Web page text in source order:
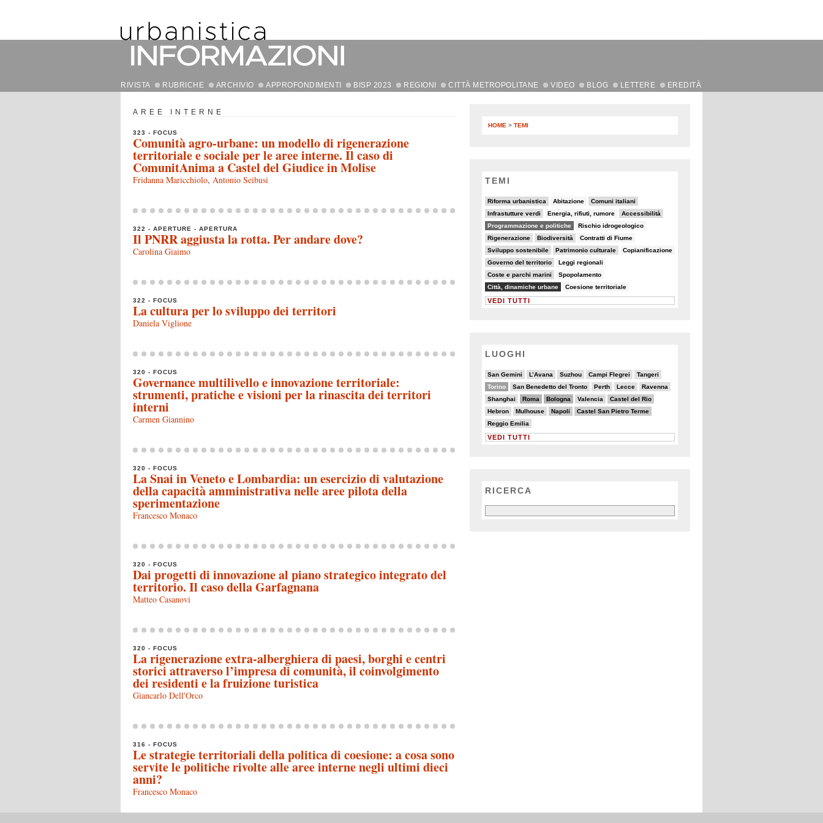
RIVISTA RUBRICHE ARCHIVIO APPROFONDIMENTI BISP 2023 REGIONI CITTÀ METROPOLITANE VIDEO BLOG LETTERE EREDITÀ
AREE INTERNE
323 - FOCUS
Comunità agro-urbane: un modello di rigenerazione
territoriale e sociale per le aree interne. Il caso di
ComunitAnima a Castel del Giudice in Molise
Fridanna Maricchiolo, Antonio Seibusi
322 - APERTURE - APERTURA
Il PNRR aggiusta la rotta. Per andare dove?
Carolina Giaimo
322 - FOCUS
La cultura per lo sviluppo dei territori
Daniela Viglione
320 - FOCUS
Governance multilivello e innovazione territoriale:
strumenti, pratiche e visioni per la rinascita dei territori
interni
Carmen Giannino
320 - FOCUS
La Snai in Veneto e Lombardia: un esercizio di valutazione
della capacità amministrativa nelle aree pilota della
sperimentazione
Francesco Monaco
320 - FOCUS
Dai progetti di innovazione al piano strategico integrato del
territorio. Il caso della Garfagnana
Matteo Casanovi
320 - FOCUS
La rigenerazione extra-alberghiera di paesi, borghi e centri
storici attraverso l’impresa di comunità, il coinvolgimento
dei residenti e la fruizione turistica
Giancarlo Dell'Orco
316 - FOCUS
Le strategie territoriali della politica di coesione: a cosa sono
servite le politiche rivolte alle aree interne negli ultimi dieci
anni?
Francesco Monaco
HOME > TEMI
TEMI
Riforma urbanistica
20/82 Abitazione
8/82 Comuni italiani
18/82
Infrastutture verdi
10/82 Energia, rifiuti, rumore
6/82 Accessibilità
23/82
Programmazione e politiche
64/82 Rischio idrogeologico
7/82
Rigenerazione
14/82 Biodiversità
15/82 Contratti di Fiume
5/82
Sviluppo sostenibile
19/82 Patrimonio culturale
9/82 Copianificazione
5/82
Governo del territorio
19/82 Leggi regionali
5/82
Coste e parchi marini
19/82 Spopolamento
6/82
Città, dinamiche urbane
81/82 Coesione territoriale
8/82
VEDI TUTTI
LUOGHI
San Gemini
2/20 L’Avana
2/20 Suzhou
2/20 Campi Flegrei
3/20 Tangeri
2/20
Torino
10/20 San Benedetto del Tronto
3/20 Perth
3/20 Lecce
2/20 Ravenna
3/20
Shanghai
3/20 Roma
9/20 Bologna
8/20 Valencia
5/20 Castel del Rio
6/20
Hebron
2/20 Mulhouse
4/20 Napoli
7/20 Castel San Pietro Terme
6/20
Reggio Emilia
2/20
VEDI TUTTI
RICERCA